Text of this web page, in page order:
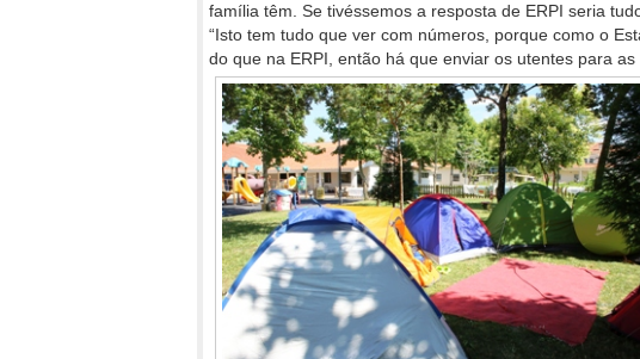
família têm. Se tivéssemos a resposta de ERPI seria
“Isto tem tudo que ver com números, porque como o
do que na ERPI, então há que enviar os utentes para